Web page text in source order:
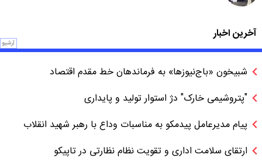
آخرین اخبار
آرشیو
شبیخون «باج‌نیوزها» به فرماندهان خط مقدم اقتصاد
"پتروشیمی خارک" دژ استوار تولید و پایداری
پیام مدیرعامل پیدمکو به مناسبات وداع با رهبر شهید انقلاب
ارتقای سلامت اداری و تقویت نظام نظارتی در تاپیکو